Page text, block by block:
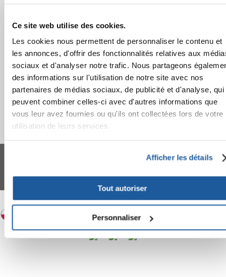
Ce site web utilise des cookies.
Les cookies nous permettent de personnaliser le contenu et
les annonces, d'offrir des fonctionnalités relatives aux
sociaux et d'analyser notre trafic. Nous partageons
des informations sur l'utilisation de notre site avec nos
partenaires de médias sociaux, de publicité et d'analyse, qui
peuvent combiner celles-ci avec d'autres informations que
vous leur avez fournies ou qu'ils ont collectées lors de votre
utilisation de leurs services.
Afficher les détails
Tout autoriser
Personnaliser
APRÈS L'ACHAT
APPRENEZ À NOUS CONNAÎTRE
Mahlow (Germania) - P.IVA DE317667035
FERA INTERNATIONAL: